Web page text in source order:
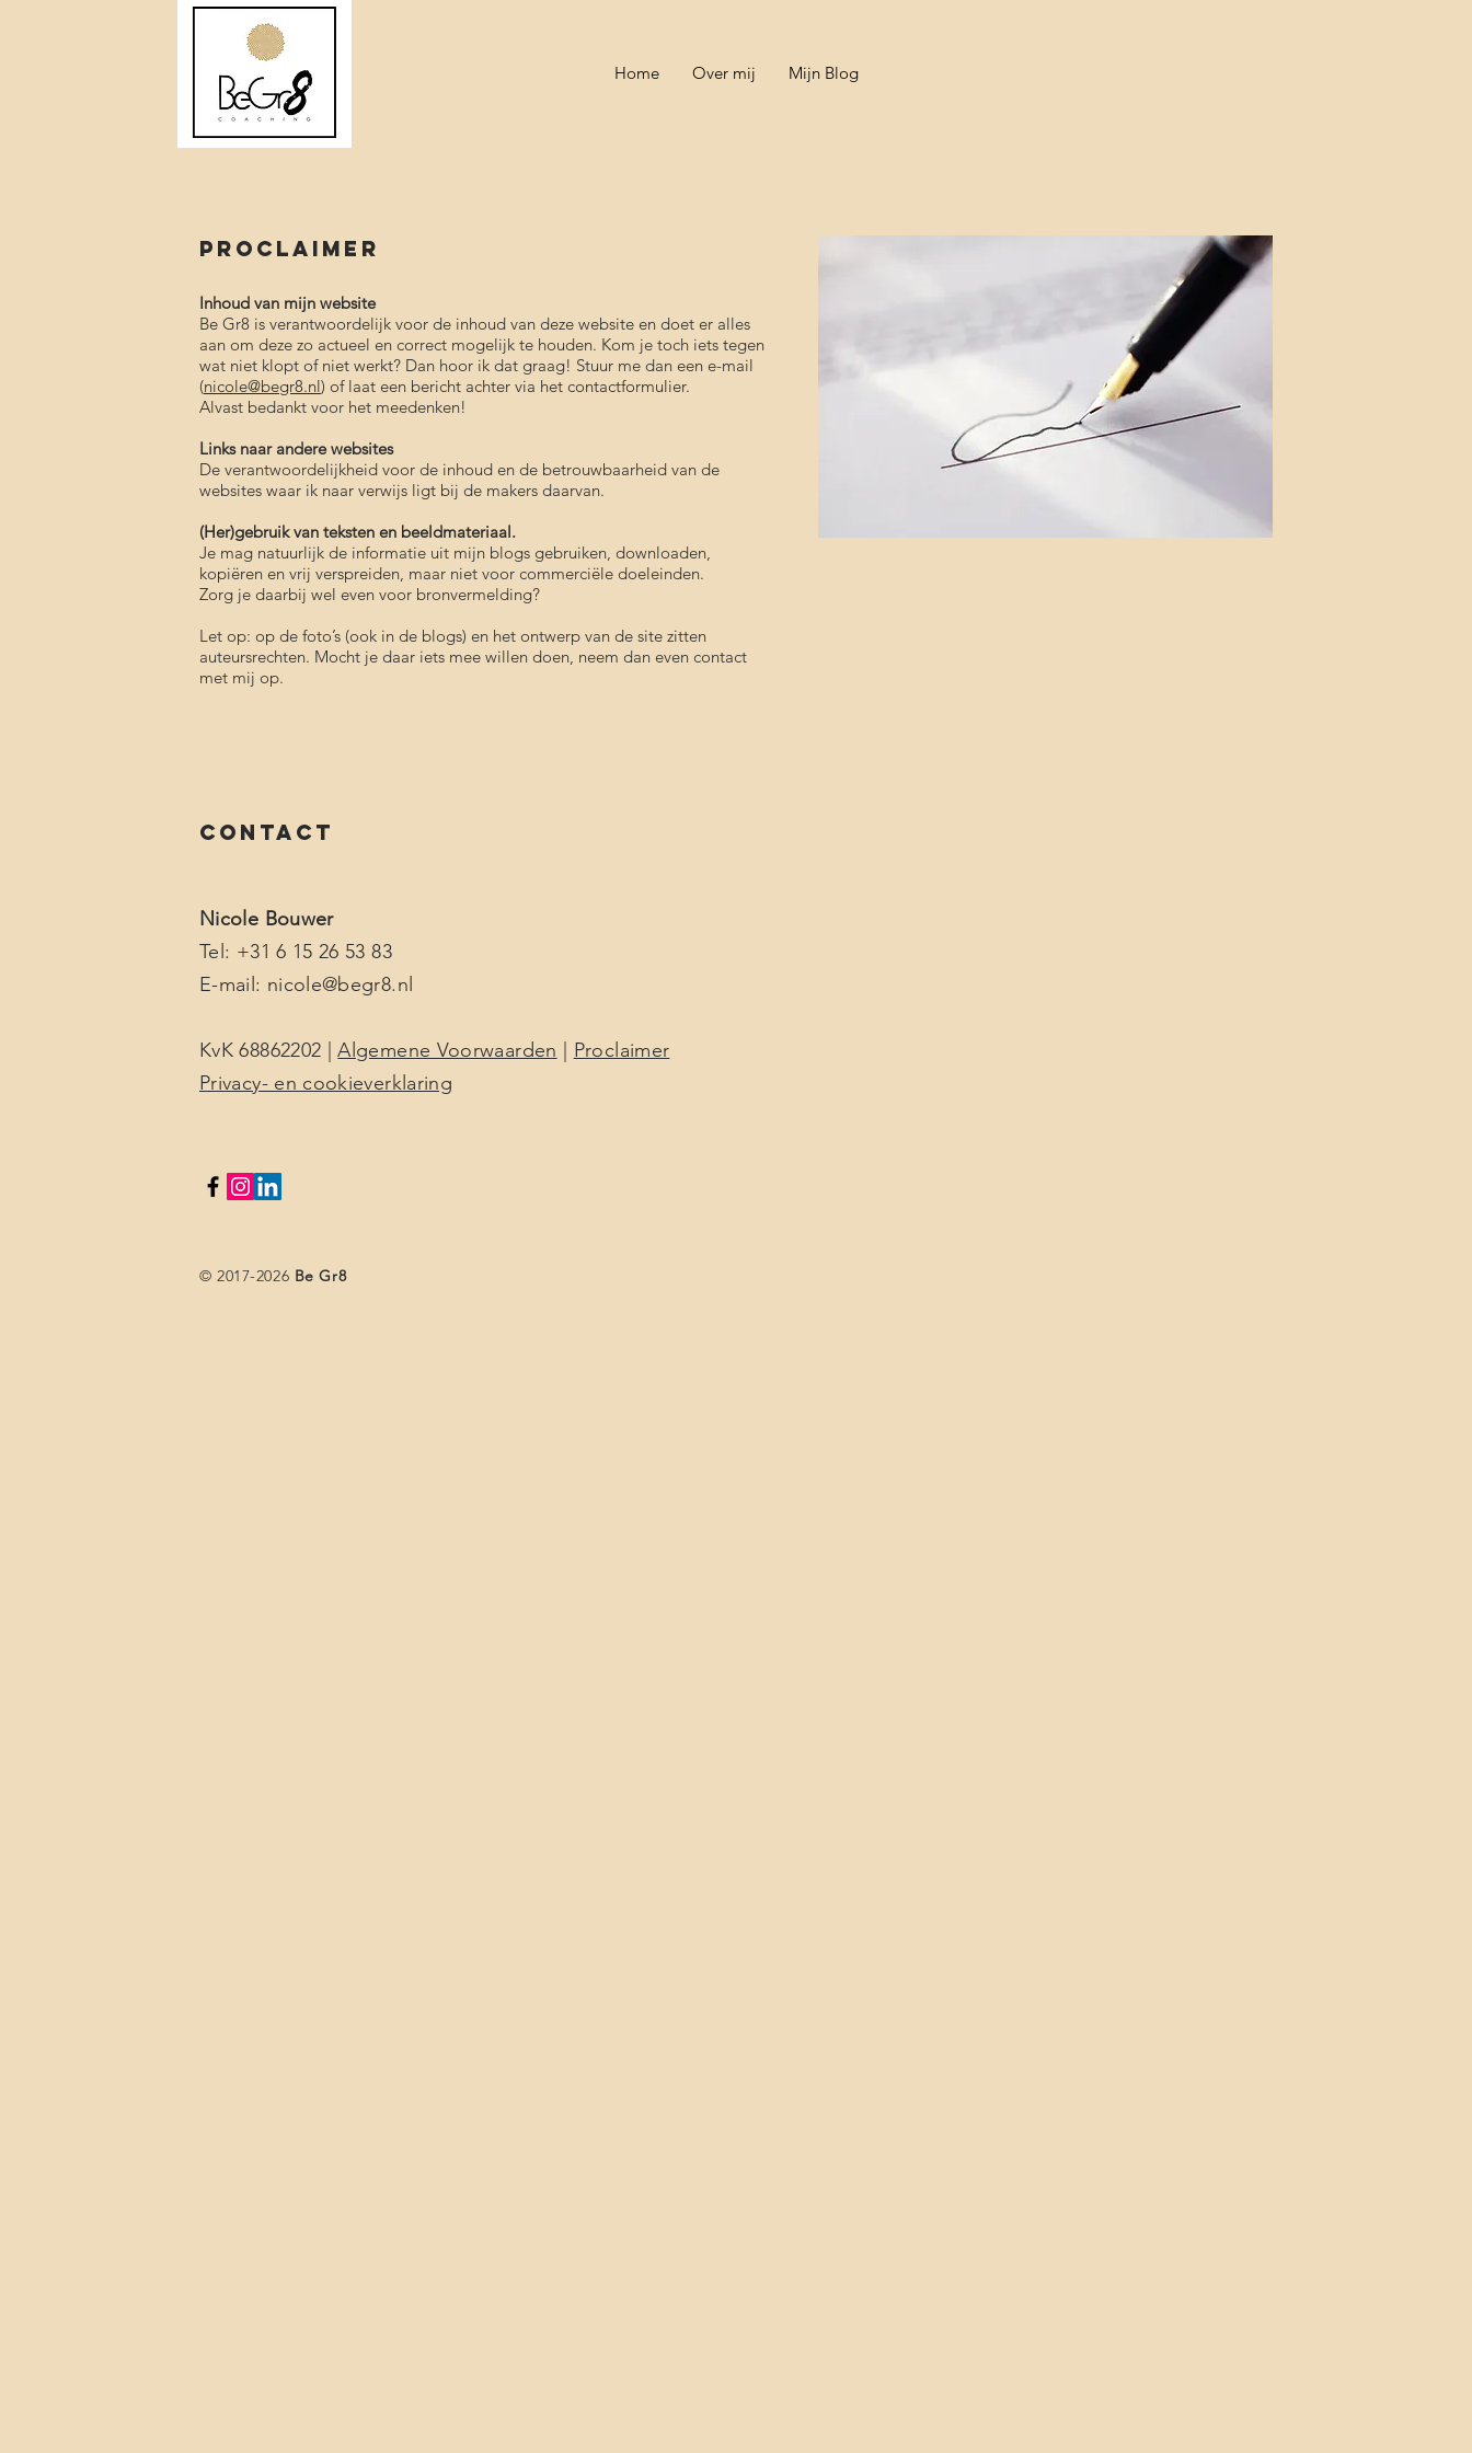
Home Over mij Mijn Blog
Proclaimer
Inhoud van mijn website
Be Gr8 is verantwoordelijk voor de inhoud van deze website en doet er alles
aan om deze zo actueel en correct mogelijk te houden. Kom je toch iets tegen
wat niet klopt of niet werkt? Dan hoor ik dat graag! Stuur me dan een e-mail
(nicole@begr8.nl) of laat een bericht achter via het contactformulier.
Alvast bedankt voor het meedenken!
Links naar andere websites
De verantwoordelijkheid voor de inhoud en de betrouwbaarheid van de
websites waar ik naar verwijs ligt bij de makers daarvan.
(Her)gebruik van teksten en beeldmateriaal.
Je mag natuurlijk de informatie uit mijn blogs gebruiken, downloaden,
kopiëren en vrij verspreiden, maar niet voor commerciële doeleinden.
Zorg je daarbij wel even voor bronvermelding?
Let op: op de foto’s (ook in de blogs) en het ontwerp van de site zitten
auteursrechten. Mocht je daar iets mee willen doen, neem dan even contact
met mij op.
Contact
Nicole Bouwer
Tel: +31 6 15 26 53 83
E-mail: nicole@begr8.nl
KvK 68862202 |Algemene Voorwaarden
Proclaimer
Privacy- en cookieverklaring
© 2017-2026 Be Gr8